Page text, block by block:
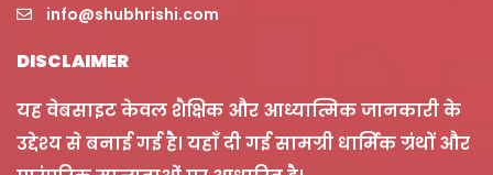
info@shubhrishi.com
DISCLAIMER
यह वेबसाइट केवल शैक्षिक और आध्यात्मिक जानकारी के
उद्देश्य से बनाई गई है। यहाँ दी गई सामग्री धार्मिक ग्रंथों और